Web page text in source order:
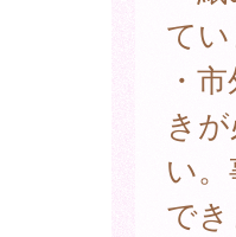
て
・
き
い
でき